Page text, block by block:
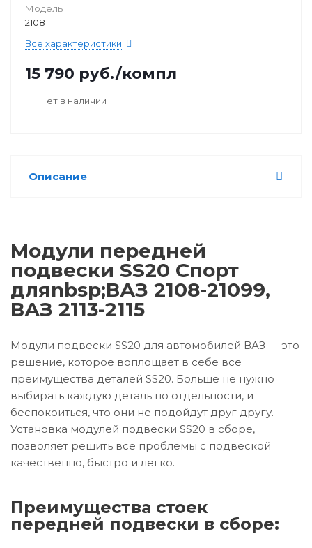
Модель
2108
Все характеристики
15 790 руб./компл
Нет в наличии
Описание
Модули передней
подвески SS20 Спорт
дляnbsp;ВАЗ 2108-21099,
ВАЗ 2113-2115
Модули подвески SS20 для автомобилей ВАЗ — это
решение, которое воплощает в себе все
преимущества деталей SS20. Больше не нужно
выбирать каждую деталь по отдельности, и
беспокоиться, что они не подойдут друг другу.
Установка модулей подвески SS20 в сборе,
позволяет решить все проблемы с подвеской
качественно, быстро и легко.
Преимущества стоек
передней подвески в сборе: